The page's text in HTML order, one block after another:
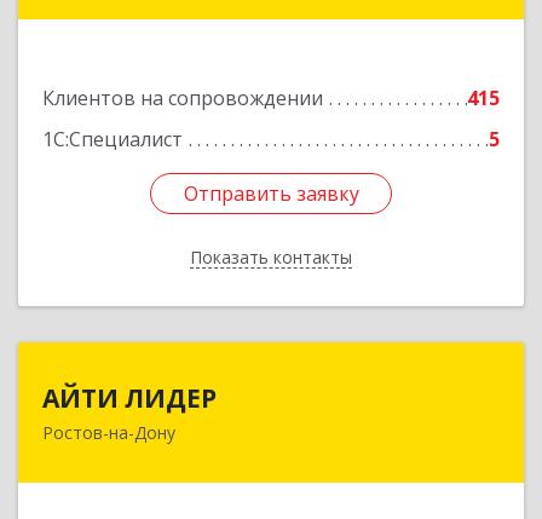
Клиентов на сопровождении
415
1С:Специалист
5
Отправить заявку
Показать контакты
Отправить заявку
Назад
АЙТИ ЛИДЕР
Ростов-на-Дону
344065, Ростовская обл, Ростов-на-Дону г,